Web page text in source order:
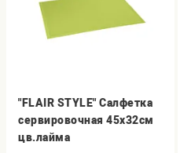
"FLAIR STYLE" Салфетка
сервировочная 45х32см
цв.лайма